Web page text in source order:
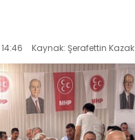
Kaynak: Şerafettin Kazak